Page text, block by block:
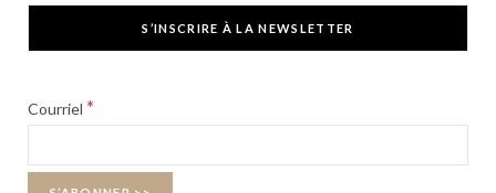
e w t
S’INSCRIRE À LA NEWSLETTER
Courriel *